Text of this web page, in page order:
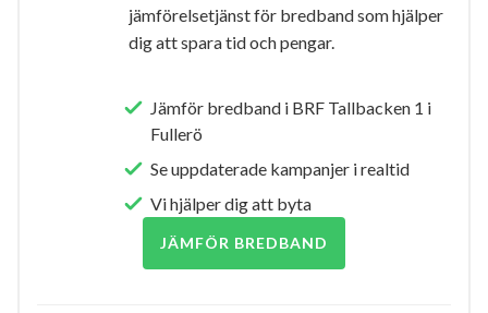
jämförelsetjänst för bredband som hjälper
dig att spara tid och pengar.
Jämför bredband i BRF Tallbacken 1 i
Fullerö
Se uppdaterade kampanjer i realtid
Vi hjälper dig att byta
JÄMFÖR BREDBAND